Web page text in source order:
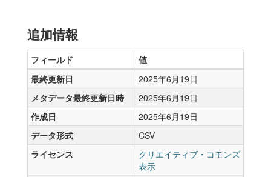
追加情報
フィールド
値
最終更新日
2025年6月19日
メタデータ最終更新日時
2025年6月19日
作成日
2025年6月19日
データ形式
CSV
ライセンス
クリエイティブ・コモンズ
表示